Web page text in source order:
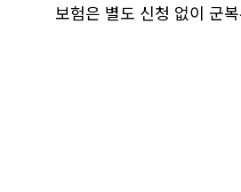
보험은 별도 신청 없이 군